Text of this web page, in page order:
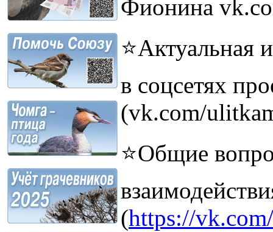
Фионина
⭐Актуальная
в соцсетях
(vk.com/
⭐Общие
(https://